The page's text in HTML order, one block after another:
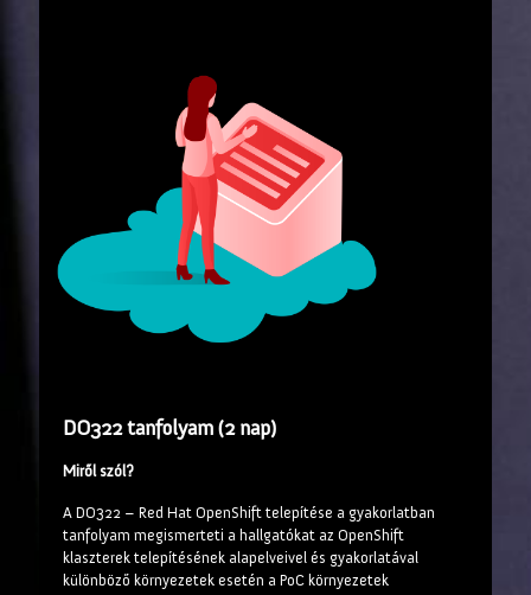
DO322 tanfolyam (2 nap)
Miről szól?
A DO322 – Red Hat OpenShift telepítése a gyakorlatban
tanfolyam megismerteti a hallgatókat az OpenShift
klaszterek telepítésének alapelveivel és gyakorlatával
különböző környezetek esetén a PoC környezetek